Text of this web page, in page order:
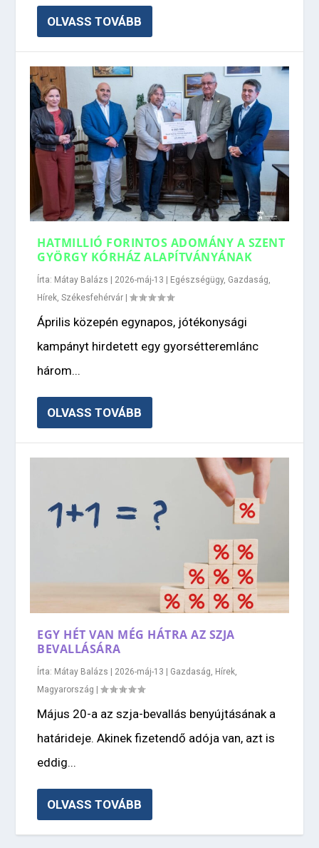
OLVASS TOVÁBB
HATMILLIÓ FORINTOS ADOMÁNY A SZENT
GYÖRGY KÓRHÁZ ALAPÍTVÁNYÁNAK
Írta: Mátay Balázs 2026-máj-13 Egészségügy, Gazdaság,
Hírek,Székesfehérvár |
Április közepén egynapos, jótékonysági
kampányt hirdetett egy gyorsétteremlánc
három...
OLVASS TOVÁBB
EGY HÉT VAN MÉG HÁTRA AZ SZJA
BEVALLÁSÁRA
Írta: Mátay Balázs 2026-máj-13 Gazdaság, Hírek,
Magyarország
|
Május 20-a az szja-bevallás benyújtásának a
határideje. Akinek fizetendő adója van, azt is
eddig...
OLVASS TOVÁBB